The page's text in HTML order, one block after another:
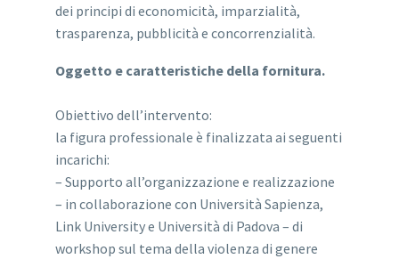
dei principi di economicità, imparzialità,
trasparenza, pubblicità e concorrenzialità.
Oggetto e caratteristiche della fornitura.
Obiettivo dell’intervento:
la figura professionale è finalizzata ai seguenti
incarichi:
– Supporto all’organizzazione e realizzazione
– in collaborazione con Università Sapienza,
Link University e Università di Padova – di
workshop sul tema della violenza di genere